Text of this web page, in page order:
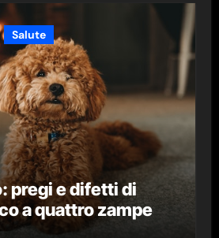
Salute
pregi e difetti di
a quattro zampe